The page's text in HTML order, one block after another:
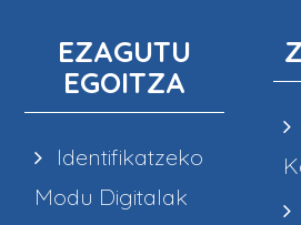
EZAGUTU
EGOITZA
Identifikatzeko
Modu Digitalak